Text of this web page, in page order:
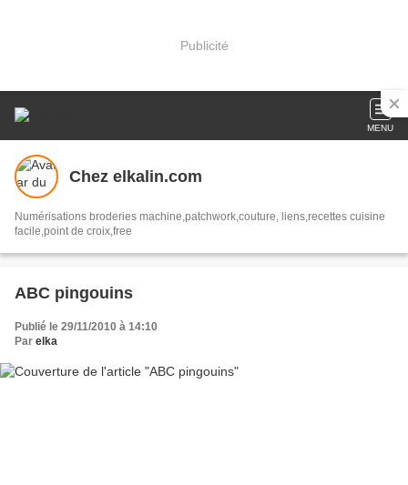
Publicité
MENU
Chez elkalin.com
Numérisations broderies machine,patchwork,couture, liens,recettes cuisine
facile,point de croix,free
ABC pingouins
Publié le 29/11/2010 à 14:10
Par elka